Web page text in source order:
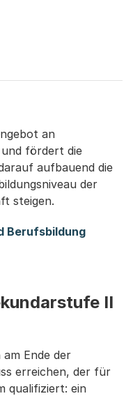
für Jugendliche
an
fördert die
aufbauend die
der
steigen.
Berufsbildung(Startet
einen
II
Ende der
erreichen, der für
qualifiziert: ein